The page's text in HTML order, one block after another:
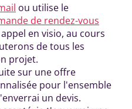
ou utilise le
de rendez-vous
en visio, au cours
de tous les
projet.
sur une offre
pour l'ensemble
un devis.